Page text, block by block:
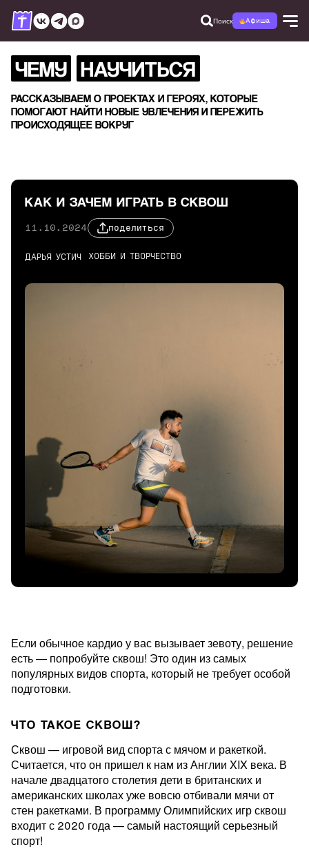
Поиск Афиша
ЧЕМУ НАУЧИТЬСЯ
РАССКАЗЫВАЕМ О ПРОЕКТАХ И ГЕРОЯХ, КОТОРЫЕ
ПОМОГАЮТ НАЙТИ НОВЫЕ УВЛЕЧЕНИЯ И ПЕРЕЖИТЬ
ПРОИСХОДЯЩЕЕ ВОКРУГ
КАК И ЗАЧЕМ ИГРАТЬ В СКВОШ
11.10.2024 поделиться
ДАРЬЯ УСТИЧ ХОББИ И ТВОРЧЕСТВО
Если обычное кардио у вас вызывает зевоту, решение
есть — попробуйте сквош! Это один из самых
популярных видов спорта, который не требует особой
подготовки.
ЧТО ТАКОЕ СКВОШ?
Сквош — игровой вид спорта с мячом и ракеткой.
Считается, что он пришел к нам из Англии XIX века. В
начале двадцатого столетия дети в британских и
американских школах уже вовсю отбивали мячи от
стен ракетками. В программу Олимпийских игр сквош
входит с 2020 года — самый настоящий серьезный
спорт!